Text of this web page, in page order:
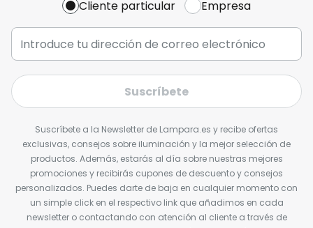
Cliente particular Empresa
Suscríbete
Suscríbete a la Newsletter de Lampara.es y recibe ofertas
exclusivas, consejos sobre iluminación y la mejor selección de
productos. Además, estarás al día sobre nuestras mejores
promociones y recibirás cupones de descuento y consejos
personalizados. Puedes darte de baja en cualquier momento con
un simple click en el respectivo link que añadimos en cada
newsletter o contactando con atención al cliente a través de